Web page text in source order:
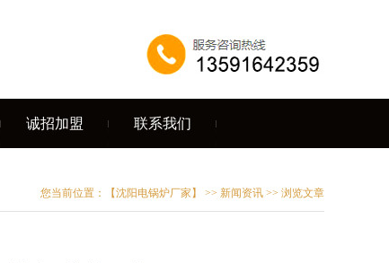
诚招加盟 联系我们
您当前位置： 【沈阳电锅炉厂家】 >> 新闻资讯 >> 浏览文章